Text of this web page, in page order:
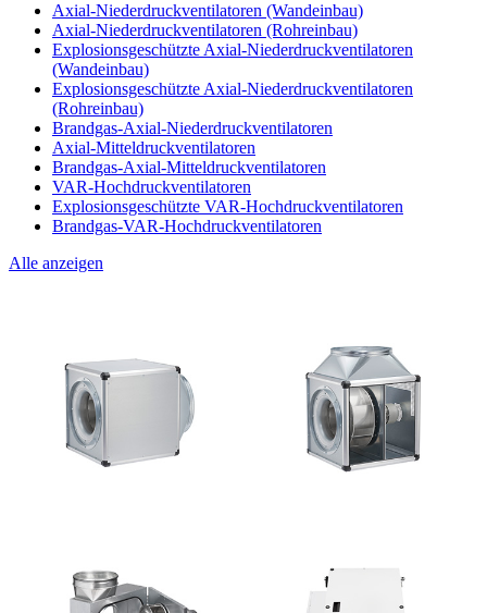
Axial-Niederdruckventilatoren (Wandeinbau)
Axial-Niederdruckventilatoren (Rohreinbau)
Explosionsgeschützte Axial-Niederdruckventilatoren
(Wandeinbau)
Explosionsgeschützte Axial-Niederdruckventilatoren
(Rohreinbau)
Brandgas-Axial-Niederdruckventilatoren
Axial-Mitteldruckventilatoren
Brandgas-Axial-Mitteldruckventilatoren
VAR-Hochdruckventilatoren
Explosionsgeschützte VAR-Hochdruckventilatoren
Brandgas-VAR-Hochdruckventilatoren
Alle anzeigen